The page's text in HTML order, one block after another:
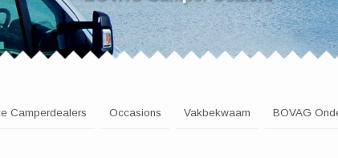
Camperdealers Occasions Vakbekwaam BOVAG